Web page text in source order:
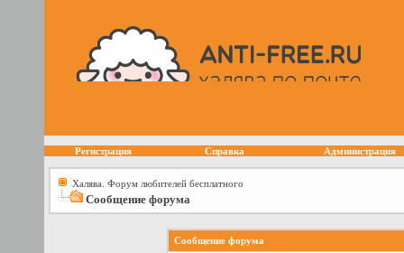
Регистрация Справка Администрация
Халява. Форум любителей бесплатного
Сообщение форума
Сообщение форума